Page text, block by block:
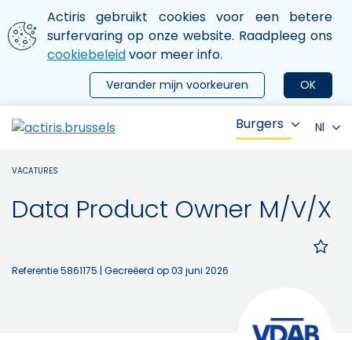
Aller au contenu principal
We gebruiken cookies
Actiris gebruikt cookies voor een betere
surfervaring op onze website. Raadpleeg ons
cookiebeleidvoor meer info.
OK
Verander mijn voorkeuren
le menu
Burgers Nl
VACATURES
Data Product Owner M/V/X
Referentie 5861175 | Gecreëerd op 03 juni 2026